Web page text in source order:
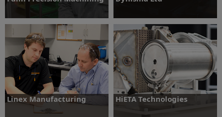
Daha fazlasını öğrenin Daha fazlasını öğrenin
Linex Manufacturing HiETA Technologies